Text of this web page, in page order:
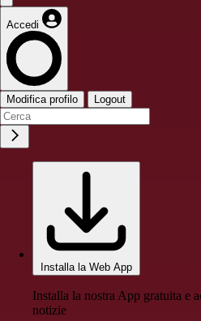
Accedi
Modifica profilo Logout
Installa la Web App
Installa la nostra App gratuita e
notizie